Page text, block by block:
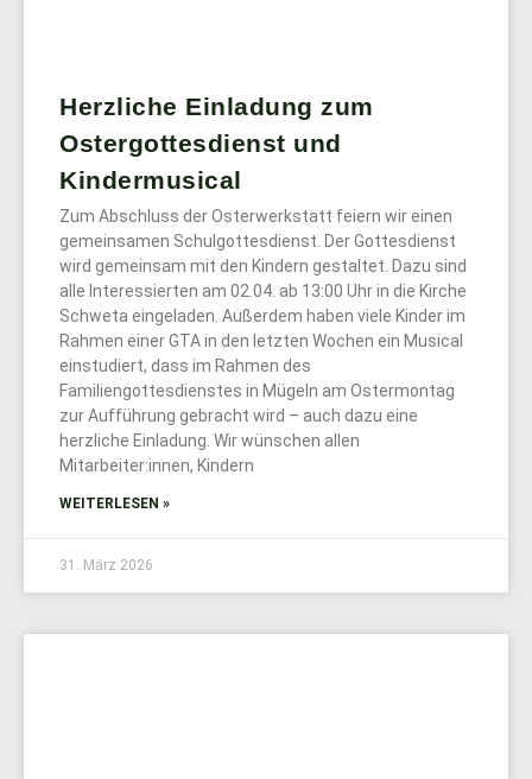
Herzliche Einladung zum
Ostergottesdienst und
Kindermusical
Zum Abschluss der Osterwerkstatt feiern wir einen
gemeinsamen Schulgottesdienst. Der Gottesdienst
wird gemeinsam mit den Kindern gestaltet. Dazu sind
alle Interessierten am 02.04. ab 13:00 Uhr in die Kirche
Schweta eingeladen. Außerdem haben viele Kinder im
Rahmen einer GTA in den letzten Wochen ein Musical
einstudiert, dass im Rahmen des
Familiengottesdienstes in Mügeln am Ostermontag
zur Aufführung gebracht wird – auch dazu eine
herzliche Einladung. Wir wünschen allen
Mitarbeiter:innen, Kindern
WEITERLESEN »
31. März 2026